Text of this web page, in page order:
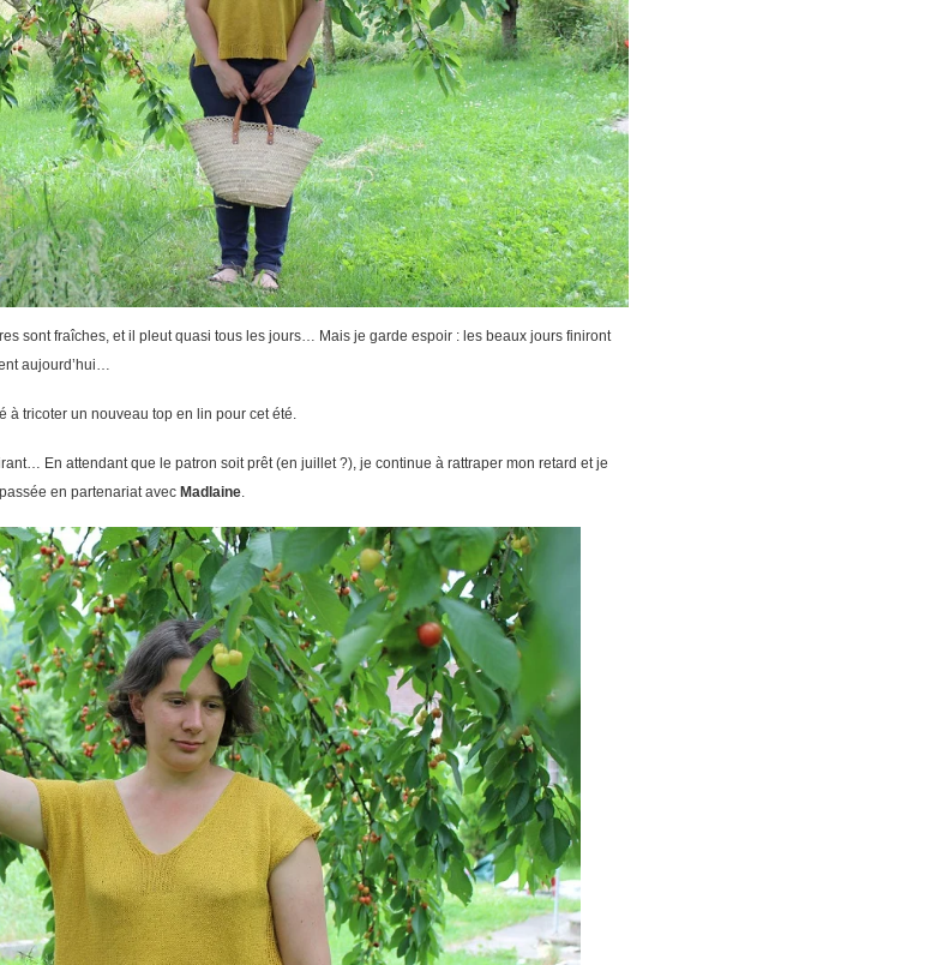
sont fraîches, et il pleut quasi tous les jours… Mais je garde espoir : les beaux jours finiront
aujourd’hui…
à tricoter un nouveau top en lin pour cet été.
En attendant que le patron soit prêt (en juillet ?), je continue à rattraper mon retard et je
en partenariat avec Madlaine.